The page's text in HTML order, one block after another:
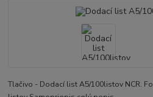
Tlačivo - Dodací list A5/100listov NCR.